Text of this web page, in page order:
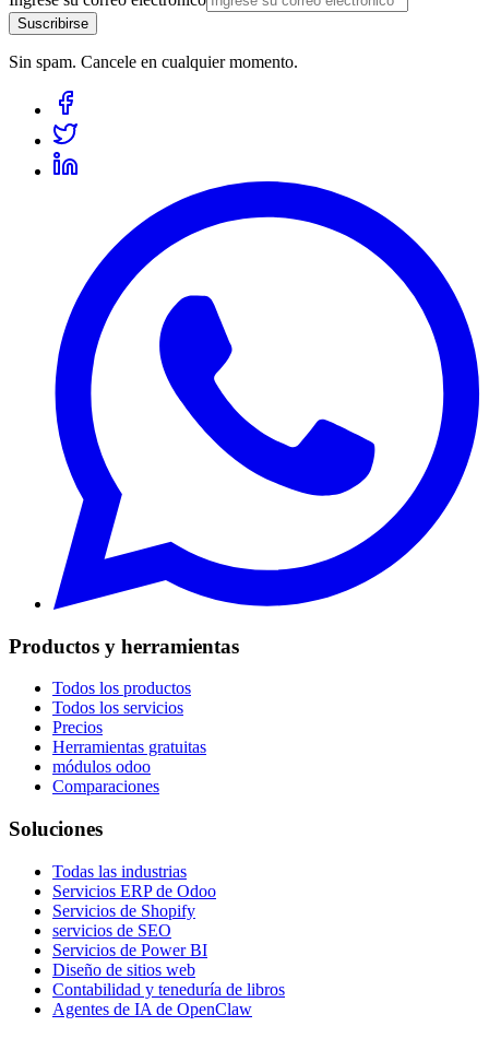
Suscribirse
Sin spam. Cancele en cualquier momento.
Productos y herramientas
Todos los productos
Todos los servicios
Precios
Herramientas gratuitas
módulos odoo
Comparaciones
Soluciones
Todas las industrias
Servicios ERP de Odoo
Servicios de Shopify
servicios de SEO
Servicios de Power BI
Diseño de sitios web
Contabilidad y teneduría de libros
Agentes de IA de OpenClaw